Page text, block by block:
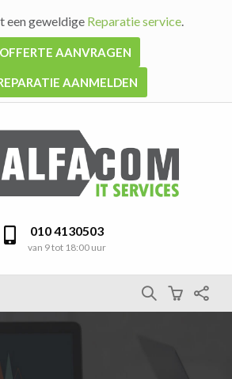
een geweldige Reparatie service.
AANVRAGEN
AANMELDEN
010 4130503
van 9 tot 18:00 uur